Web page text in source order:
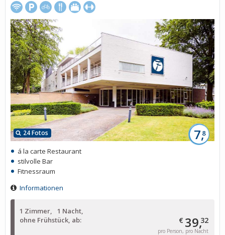
1 Zimmer
1 Nacht
ohne Frühstück, ab:
€ 39,32
pro Person, pro Nacht
24 Fotos 7,8
á la carte Restaurant
stilvolle Bar
Fitnessraum
Informationen